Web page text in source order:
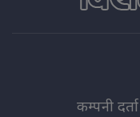
कम्पनी